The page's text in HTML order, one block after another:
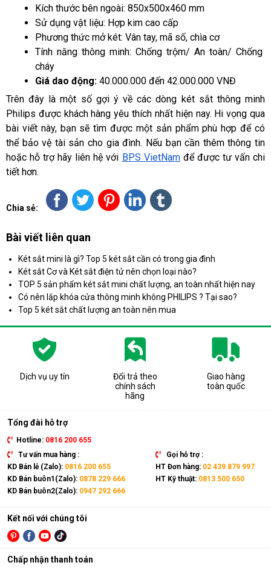
Kích thước bên ngoài: 850x500x460 mm
Sử dụng vật liệu: Hợp kim cao cấp
Phương thức mở két: Vân tay, mã số, chìa cơ
Tính năng thông minh: Chống trộm/ An toàn/ Chống
cháy
Giá dao động: 40.000.000 đến 42.000.000 VNĐ
Trên đây là một số gợi ý về các dòng két sắt thông minh
Philips được khách hàng yêu thích nhất hiện nay. Hi vọng qua
bài viết này, bạn sẽ tìm được một sản phẩm phù hợp để có
thể bảo vệ tài sản cho gia đình. Nếu bạn cần thêm thông tin
hoặc hỗ trợ hãy liên hệ với BPS VietNam để được tư vấn chi
tiết hơn.
Chia sẻ:
Bài viết liên quan
Két sắt mini là gì? Top 5 két sắt cần có trong gia đình
Két sắt Cơ và Két sắt điện tử nên chọn loại nào?
TOP 5 sản phẩm két sắt mini chất lượng, an toàn nhất hiện nay
Có nên lắp khóa cửa thông minh không PHILIPS ? Tại sao?
Top 5 két sắt chất lượng an toàn nên mua
Dịch vụ uy tín
Đổi trả theo
chính sách
hãng
Giao hàng
toàn quốc
Tổng đài hỗ trợ
Hotline: 0816 200 655
Tư vấn mua hàng :
KD Bán lẻ (Zalo): 0816 200 655
KD Bán buôn1(Zalo): 0878 229 666
KD Bán buôn2(Zalo): 0947 292 666
Gọi hỗ trợ :
HT Đơn hàng: 02 439 879 997
HT Kỹ thuật: 0813 500 650
Kết nối với chúng tôi
Chấp nhận thanh toán